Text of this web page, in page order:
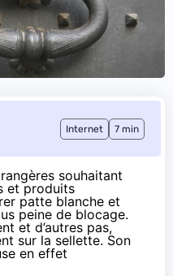
Internet 7 min
souhaitant
et produits
patte blanche et
peine de blocage.
et d’autres pas,
sur la sellette. Son
en effet